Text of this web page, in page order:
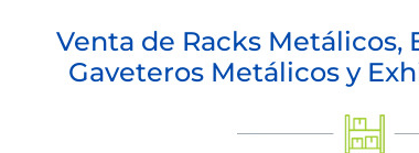
Venta de Racks Metálicos,
Gaveteros Metálicos y